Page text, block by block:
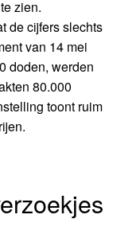
zien.
de cijfers slechts
van 14 mei
doden, werden
80.000
toont ruim